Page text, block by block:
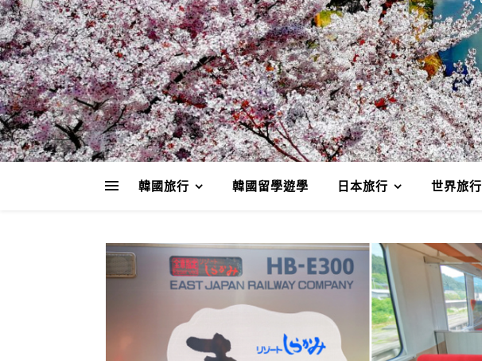
韓國旅行 韓國留學遊學 日本旅行 世界旅行